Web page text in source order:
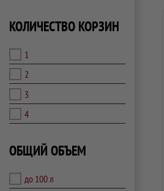
КОЛИЧЕСТВО КОРЗИН
1
2
3
4
ОБЩИЙ ОБЪЕМ
до 100 л